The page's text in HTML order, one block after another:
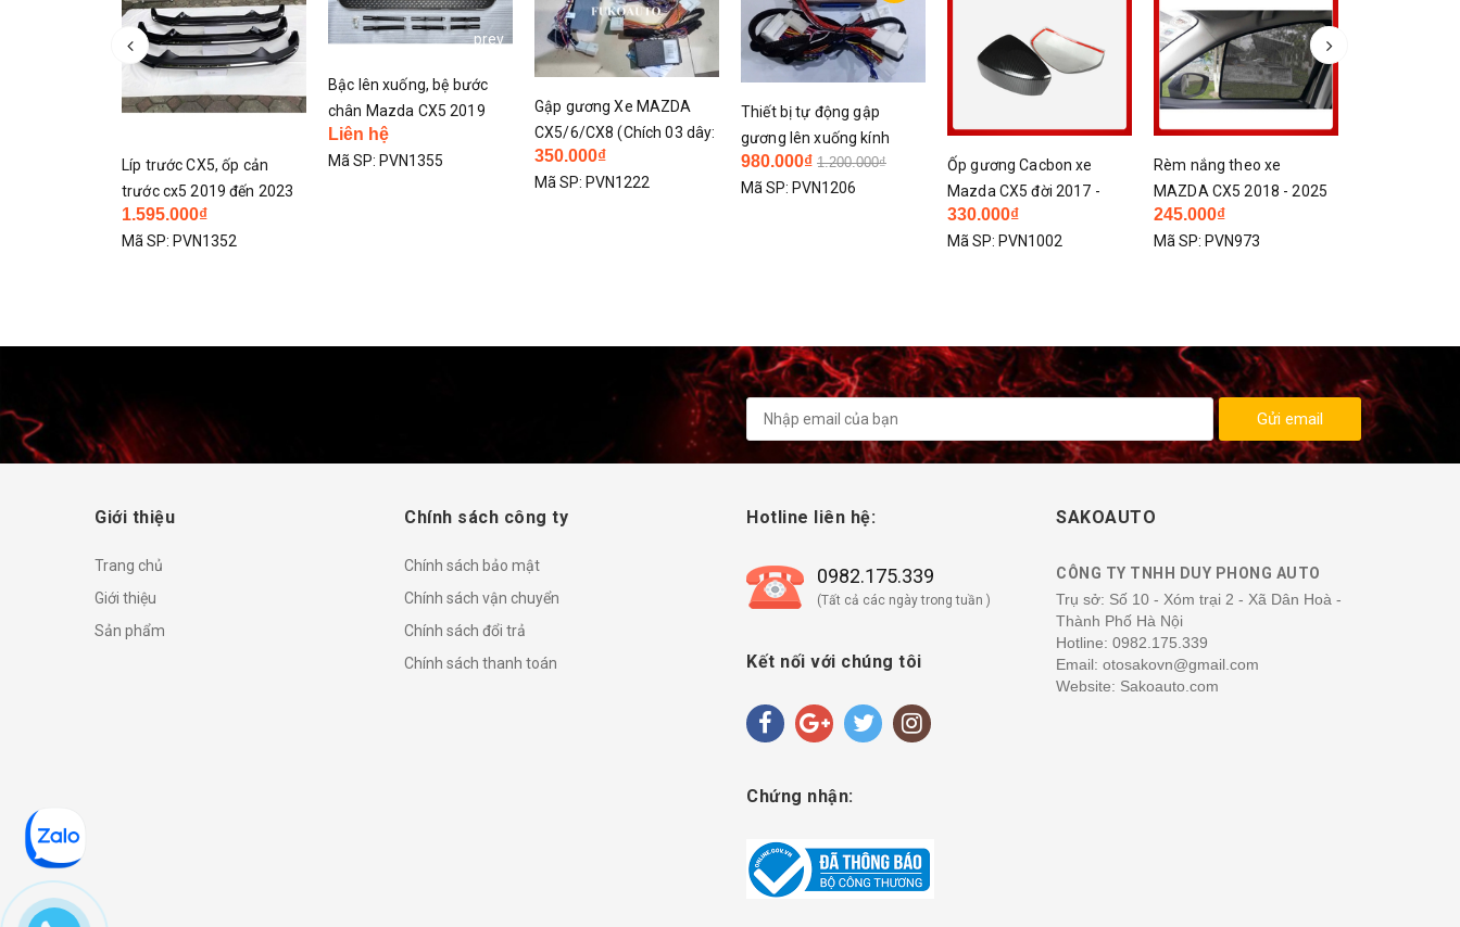
Líp trước CX5, ốp cản
trước cx5 2019 đến 2023
1.595.000₫
Mã SP: PVN1352
Bậc lên xuống, bệ bước
chân Mazda CX5 2019
2020 đến 2025
Liên hệ
Mã SP: PVN1355
Gập gương Xe MAZDA
CX5/6/CX8 (Chích 03 dây:
02 dây tín hiệu, 01 dây
nguồn B+)
350.000₫
Mã SP: PVN1222
Thiết bị tự động gập
gương lên xuống kính
Mazda 6 14-25/ CX5
Luxury 20-25/ CX8 19-25
980.000₫ 1.200.000₫
Mã SP: PVN1206
Ốp gương Cacbon xe
Mazda CX5 đời 2017 -
2024
330.000₫
Mã SP: PVN1002
Rèm nắng theo xe
MAZDA CX5 2018 - 2025
245.000₫
Mã SP: PVN973
prev
Gửi email
Giới thiệu
Trang chủ
Giới thiệu
Sản phẩm
Chính sách công ty
Chính sách bảo mật
Chính sách vận chuyển
Chính sách đổi trả
Chính sách thanh toán
Hotline liên hệ:
0982.175.339
(Tất cả các ngày trong tuần )
Kết nối với chúng tôi
Chứng nhận:
SAKOAUTO
CÔNG TY TNHH DUY PHONG AUTO
Trụ sở: Số 10 - Xóm trại 2 - Xã Dân Hoà -
Thành Phố Hà Nội
Hotline: 0982.175.339
Email: otosakovn@gmail.com
Website: Sakoauto.com